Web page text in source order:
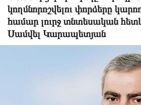
կողմնորոշվելու փորձերը
համար լուրջ տնտեսական
Սամվել Կարապետյան